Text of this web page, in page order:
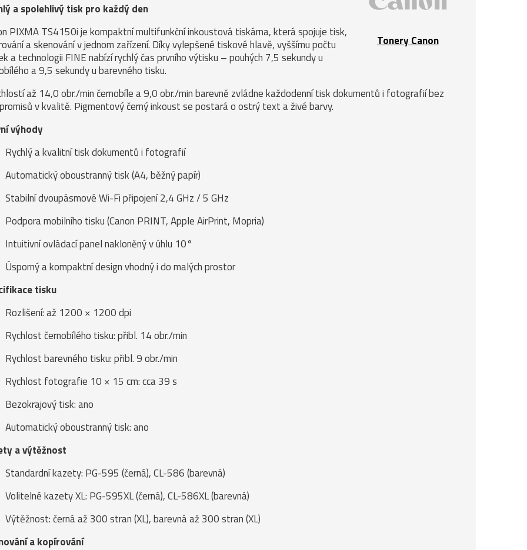
Tonery Canon
a spolehlivý tisk pro každý den
PIXMA TS4150i je kompaktní multifunkční inkoustová tiskárna, která spojuje tisk,
a skenování v jednom zařízení. Díky vylepšené tiskové hlavě, vyššímu počtu
a technologii FINE nabízí rychlý čas prvního výtisku – pouhých 7,5 sekundy u
a 9,5 sekundy u barevného tisku.
až 14,0 obr./min černobíle a 9,0 obr./min barevně zvládne každodenní tisk dokumentů i fotografií bez
v kvalitě. Pigmentový černý inkoust se postará o ostrý text a živé barvy.
výhody
Rychlý a kvalitní tisk dokumentů i fotografií
Automatický oboustranný tisk (A4, běžný papír)
Stabilní dvoupásmové Wi-Fi připojení 2,4 GHz / 5 GHz
Podpora mobilního tisku (Canon PRINT, Apple AirPrint, Mopria)
Intuitivní ovládací panel nakloněný v úhlu 10°
Úsporný a kompaktní design vhodný i do malých prostor
tisku
Rozlišení: až 1200 × 1200 dpi
Rychlost černobílého tisku: přibl. 14 obr./min
Rychlost barevného tisku: přibl. 9 obr./min
Rychlost fotografie 10 × 15 cm: cca 39 s
Bezokrajový tisk: ano
Automatický oboustranný tisk: ano
a výtěžnost
Standardní kazety: PG-595 (černá), CL-586 (barevná)
Volitelné kazety XL: PG-595XL (černá), CL-586XL (barevná)
Výtěžnost: černá až 300 stran (XL), barevná až 300 stran (XL)
a kopírování